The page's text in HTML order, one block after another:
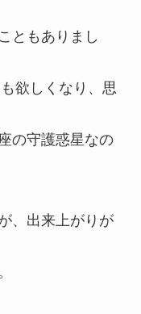
ともありまし
欲しくなり、思
の守護惑星なの
、出来上がりが